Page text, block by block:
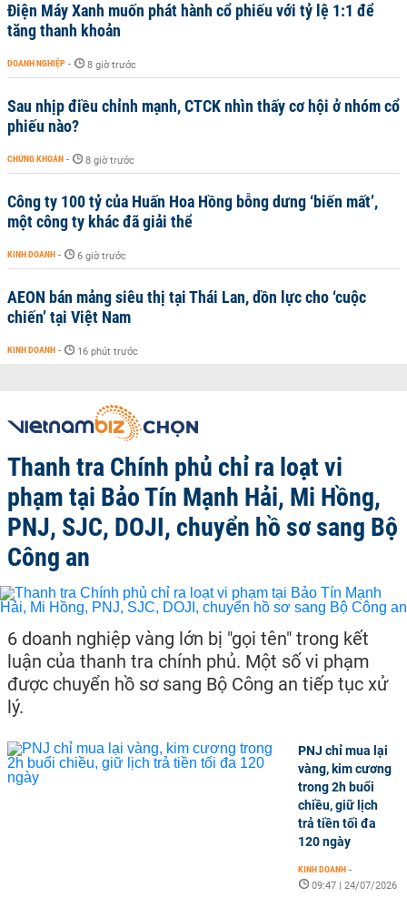
Điện Máy Xanh muốn phát hành cổ phiếu với tỷ lệ 1:1 để
tăng thanh khoản
DOANH NGHIỆP - 8 giờ trước
Sau nhịp điều chỉnh mạnh, CTCK nhìn thấy cơ hội ở nhóm cổ
phiếu nào?
CHỨNG KHOÁN - 8 giờ trước
Công ty 100 tỷ của Huấn Hoa Hồng bỗng dưng ‘biến mất’,
một công ty khác đã giải thể
KINH DOANH - 6 giờ trước
AEON bán mảng siêu thị tại Thái Lan, dồn lực cho ‘cuộc
chiến’ tại Việt Nam
KINH DOANH - 16 phút trước
Thanh tra Chính phủ chỉ ra loạt vi
phạm tại Bảo Tín Mạnh Hải, Mi Hồng,
PNJ, SJC, DOJI, chuyển hồ sơ sang Bộ
Công an
6 doanh nghiệp vàng lớn bị "gọi tên" trong kết
luận của thanh tra chính phủ. Một số vi phạm
được chuyển hồ sơ sang Bộ Công an tiếp tục xử
lý.
PNJ chỉ mua lại
vàng, kim cương
trong 2h buổi
chiều, giữ lịch
trả tiền tối đa
120 ngày
KINH DOANH -
09:47 | 24/07/2026